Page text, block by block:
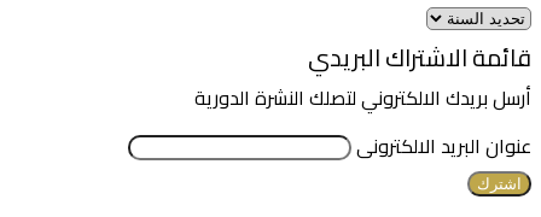
قائمة الاشتراك البريدي
أرسل بريدك الالكتروني لتصلك النشرة الدورية
عنوان البريد الالكترونى